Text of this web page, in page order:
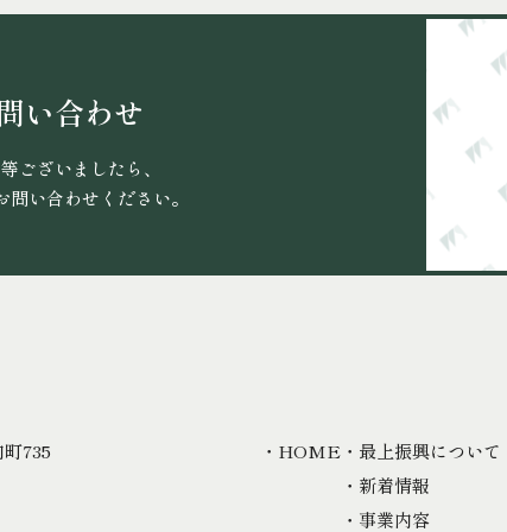
い合わせ
ございましたら、
問い合わせください。
735 ・HOME・最上振興について
・新着情報
・事業内容